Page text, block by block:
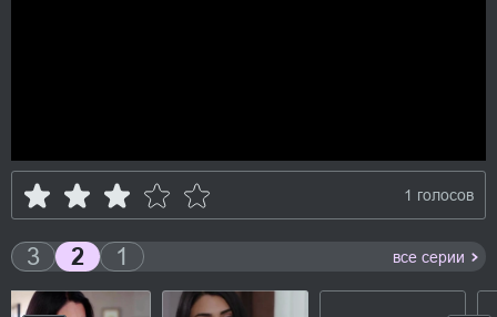
1 голосов
3 2 1 все серии